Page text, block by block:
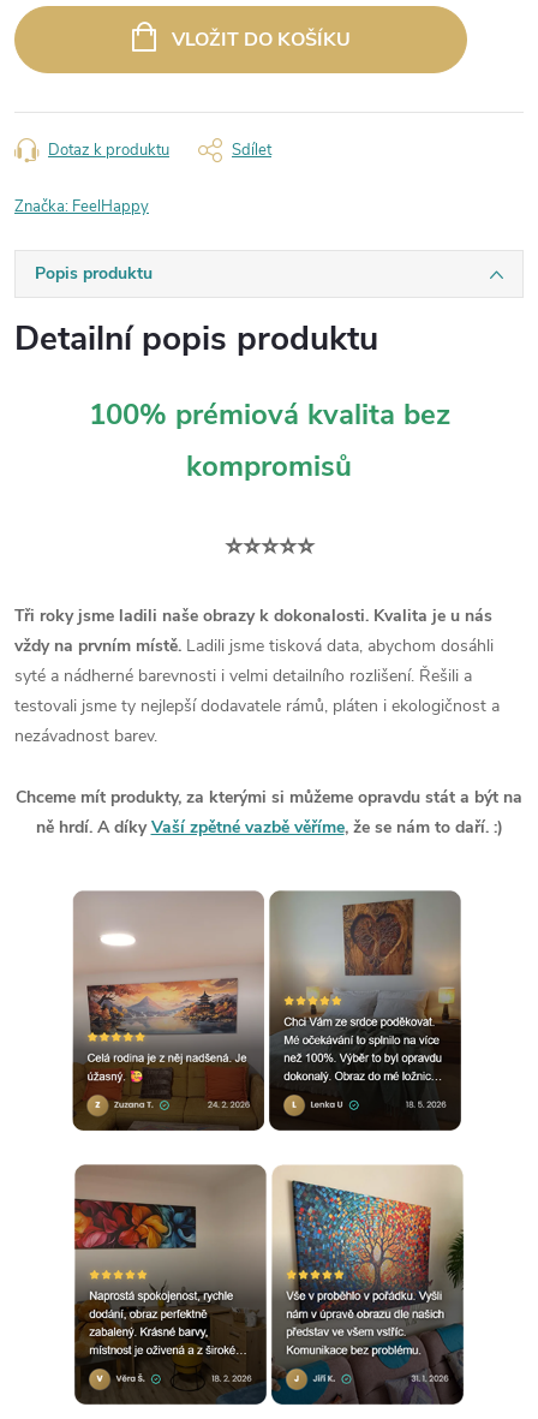
cena:
VLOŽIT DO KOŠÍKU
Dotaz k produktu Sdílet
Značka: FeelHappy
Popis produktu
Detailní popis produktu
100% prémiová kvalita bez
kompromisů
⭐⭐⭐⭐⭐
Tři roky jsme ladili naše obrazy k dokonalosti. Kvalita je u nás
vždy na prvním místě. Ladili jsme tisková data, abychom dosáhli
syté a nádherné barevnosti i velmi detailního rozlišení. Řešili a
testovali jsme ty nejlepší dodavatele rámů, pláten i ekologičnost a
nezávadnost barev.
Chceme mít produkty, za kterými si můžeme opravdu stát a být na
ně hrdí. A díkyVaší zpětné vazbě věříme, že se nám to daří. :)